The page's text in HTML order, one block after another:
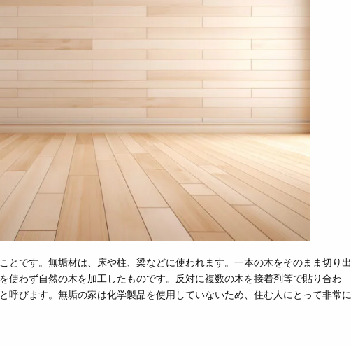
とです。無垢材は、床や柱、梁などに使われます。一本の木をそのまま切り出
使わず自然の木を加工したものです。反対に複数の木を接着剤等で貼り合わ
呼びます。無垢の家は化学製品を使用していないため、住む人にとって非常に